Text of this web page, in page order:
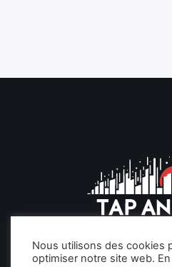
Nous utilisons des cookies
optimiser notre site web. En